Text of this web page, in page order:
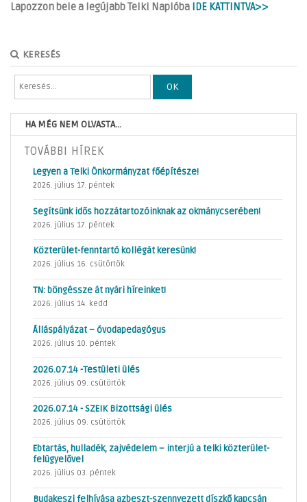
Lapozzon bele a legújabb Telki Naplóba IDE KATTINTVA>>
KERESÉS
OK
HA MÉG NEM OLVASTA...
TOVÁBBI HÍREK
Legyen a Telki Önkormányzat főépítésze!
2026. július 17. péntek
Segítsünk idős hozzátartozóinknak az okmánycserében!
2026. július 17. péntek
Közterület-fenntartó kollégát keresünk!
2026. július 16. csütörtök
TN: böngéssze át nyári híreinket!
2026. július 14. kedd
Álláspályázat – óvodapedagógus
2026. július 10. péntek
2026.07.14 -Testületi ülés
2026. július 09. csütörtök
2026.07.14 - SZEIK Bizottsági ülés
2026. július 09. csütörtök
Ebtartás, hulladék, zajvédelem – interjú a telki közterület-
felügyelővel
2026. július 03. péntek
Budakeszi felhívása azbeszt-szennyezett díszkő kapcsán